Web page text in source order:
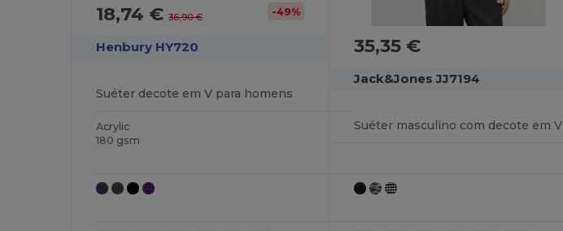
18,74 €36,90 € -49%
Henbury HY720
Suéter decote em V para homens
Acrylic
180 gsm
35,35 €
Jack&Jones JJ7194
Suéter masculino com decote em V